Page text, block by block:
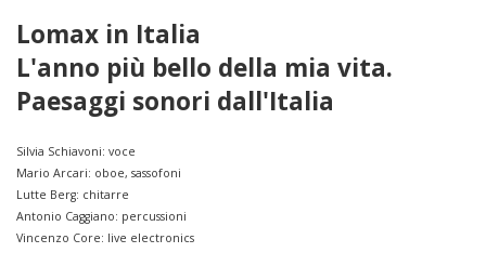
Lomax in Italia
L'anno più bello della mia vita.
Paesaggi sonori dall'Italia
Silvia Schiavoni: voce
Mario Arcari: oboe, sassofoni
Lutte Berg: chitarre
Antonio Caggiano: percussioni
Vincenzo Core: live electronics